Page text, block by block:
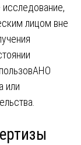
лицом вне
или